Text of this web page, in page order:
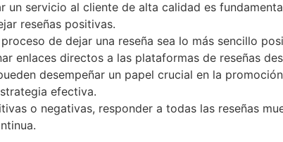
un servicio al cliente de alta calidad es
reseñas positivas.
de dejar una reseña sea lo más sencillo
enlaces directos a las plataformas de reseñas
desempeñar un papel crucial en la
efectiva.
o negativas, responder a todas las reseñas